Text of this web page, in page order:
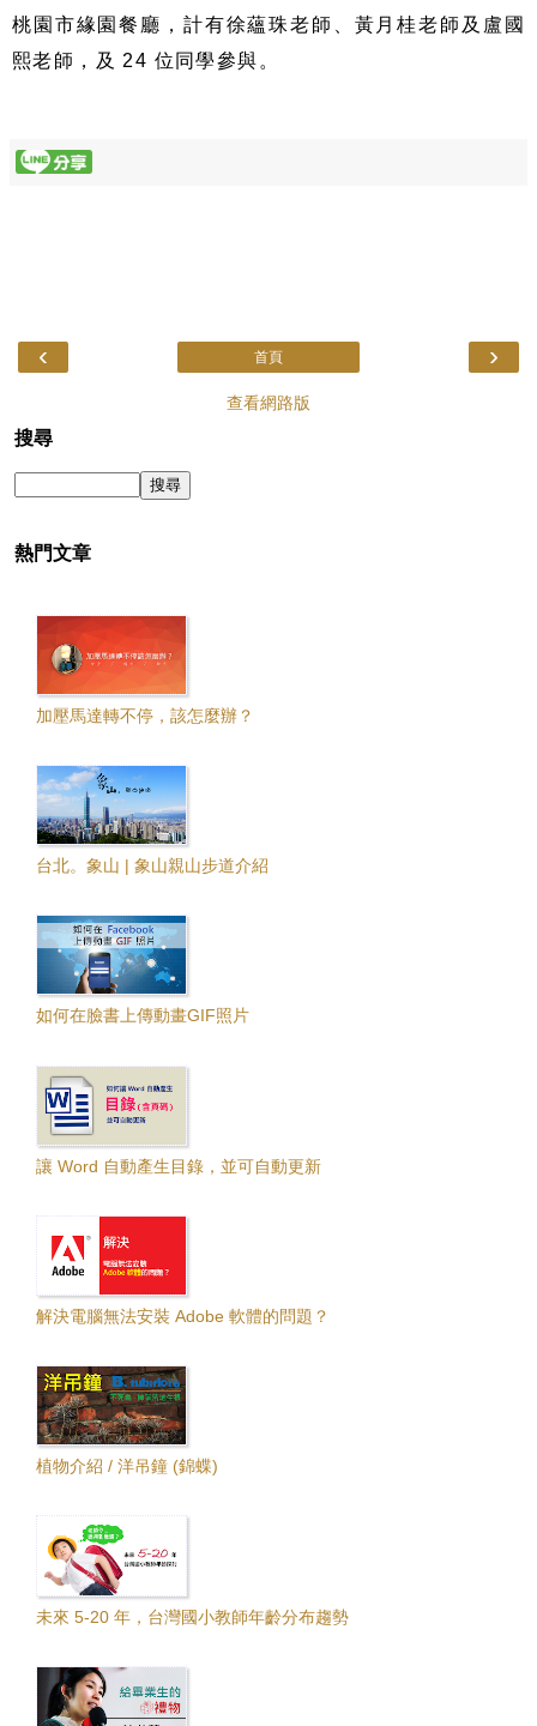
桃園市緣園餐廳，計有徐蘊珠老師、黃月桂老師及盧國
熙老師，及 24 位同學參與。
‹ ›
首頁
查看網路版
搜尋
熱門文章
加壓馬達轉不停，該怎麼辦？
台北。象山 | 象山親山步道介紹
如何在臉書上傳動畫GIF照片
讓 Word 自動產生目錄，並可自動更新
解決電腦無法安裝 Adobe 軟體的問題？
植物介紹 / 洋吊鐘 (錦蝶)
未來 5-20 年，台灣國小教師年齡分布趨勢